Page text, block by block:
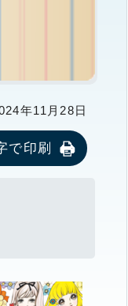
年11月28日
で印刷